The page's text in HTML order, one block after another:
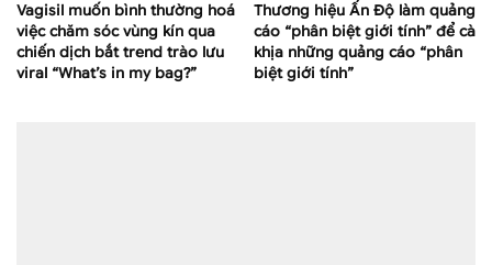
Vagisil muốn bình thường hoá
việc chăm sóc vùng kín qua
chiến dịch bắt trend trào lưu
viral “What’s in my bag?”
Thương hiệu Ấn Độ làm quảng
cáo “phân biệt giới tính” để cà
khịa những quảng cáo “phân
biệt giới tính”